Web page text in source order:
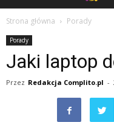
Strona główna Porady
Porady
Jaki laptop
Przez Redakcja Complito.pl -